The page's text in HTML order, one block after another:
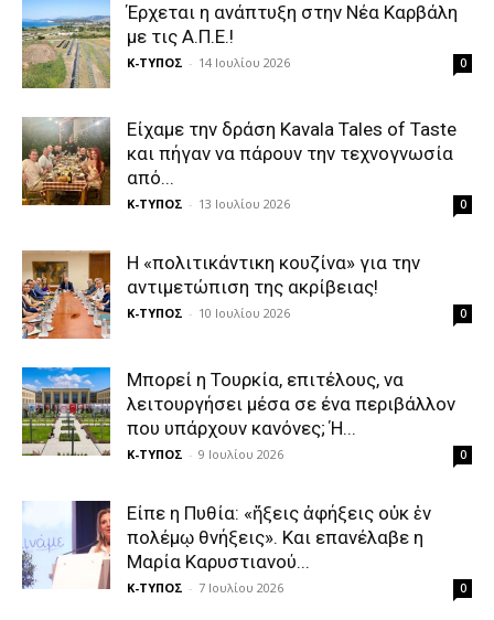
Έρχεται η ανάπτυξη στην Νέα Καρβάλη
με τις Α.Π.Ε.!
Κ-ΤΥΠΟΣ - 14 Ιουλίου 2026 0
Είχαμε την δράση Kavala Tales of Taste
και πήγαν να πάρουν την τεχνογνωσία
από...
Κ-ΤΥΠΟΣ - 13 Ιουλίου 2026 0
H «πολιτικάντικη κουζίνα» για την
αντιμετώπιση της ακρίβειας!
Κ-ΤΥΠΟΣ - 10 Ιουλίου 2026 0
Μπορεί η Τουρκία, επιτέλους, να
λειτουργήσει μέσα σε ένα περιβάλλον
που υπάρχουν κανόνες; Ή...
Κ-ΤΥΠΟΣ - 9 Ιουλίου 2026 0
Είπε η Πυθία: «ἥξεις ἀφήξεις οὐκ ἐν
πολέμῳ θνήξεις». Και επανέλαβε η
Μαρία Καρυστιανού...
Κ-ΤΥΠΟΣ - 7 Ιουλίου 2026 0